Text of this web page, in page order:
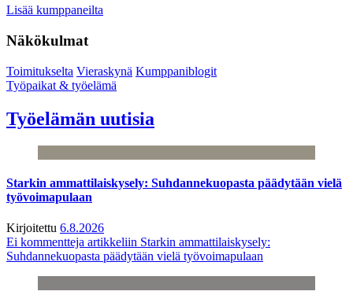
Lisää kumppaneilta
Näkökulmat
Toimitukselta Vieraskynä Kumppaniblogit
Työpaikat & työelämä
Työelämän uutisia
Starkin ammattilaiskysely: Suhdannekuopasta päädytään vielä
työvoimapulaan
Kirjoitettu 6.8.2026
Ei kommentteja artikkeliin Starkin ammattilaiskysely:
Suhdannekuopasta päädytään vielä työvoimapulaan